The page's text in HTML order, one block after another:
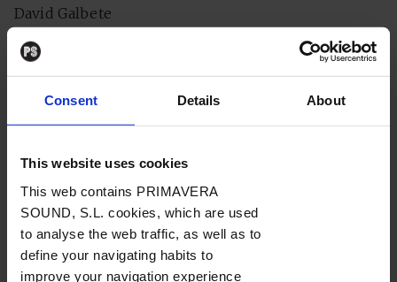
Consent Details About
This website uses cookies
This web contains PRIMAVERA
SOUND, S.L. cookies, which are used
to analyse the web traffic, as well as to
define your navigating habits to
improve your navigation experience
David Galbete
Programación web
Coque Aniel, Carla Calleja
Soporte audiovisual
Vampire Films